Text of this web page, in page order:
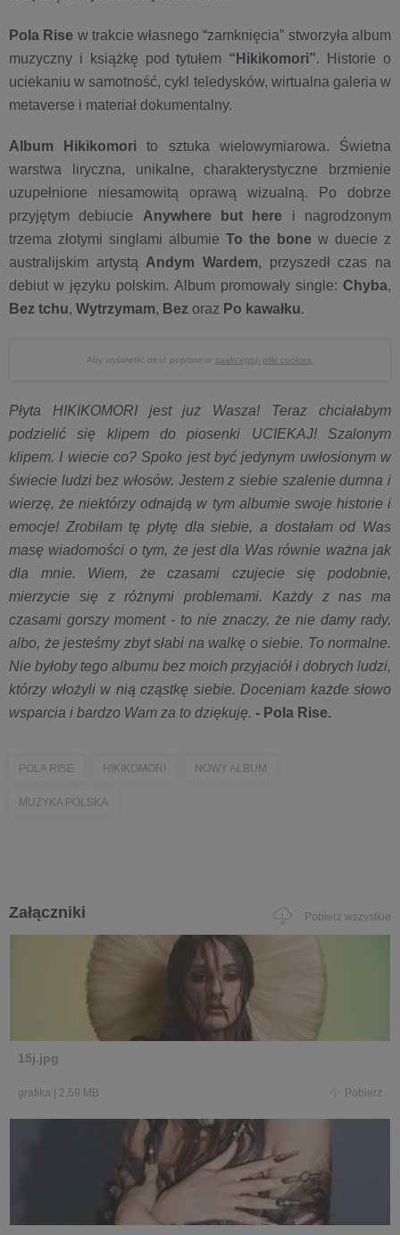
Pola Rise w trakcie własnego “zamknięcia” stworzyła album
muzyczny i książkę pod tytułem “Hikikomori”. Historie o
uciekaniu w samotność, cykl teledysków, wirtualna galeria w
metaverse i materiał dokumentalny.
Album Hikikomori to sztuka wielowymiarowa. Świetna
warstwa liryczna, unikalne, charakterystyczne brzmienie
uzupełnione niesamowitą oprawą wizualną. Po dobrze
przyjętym debiucie Anywhere but here i nagrodzonym
trzema złotymi singlami albumie To the bone w duecie z
australijskim artystą Andym Wardem, przyszedł czas na
debiut w języku polskim. Album promowały single: Chyba,
Bez tchu, Wytrzymam, Bez oraz Po kawałku.
Aby wyświetlić treść poprawnie zaakceptuj pliki cookies.
Płyta HIKIKOMORI jest już Wasza! Teraz chciałabym
podzielić się klipem do piosenki UCIEKAJ! Szalonym
klipem. I wiecie co? Spoko jest być jedynym uwłosionym w
świecie ludzi bez włosów. Jestem z siebie szalenie dumna i
wierzę, że niektórzy odnajdą w tym albumie swoje historie i
emocje! Zrobiłam tę płytę dla siebie, a dostałam od Was
masę wiadomości o tym, że jest dla Was równie ważna jak
dla mnie. Wiem, że czasami czujecie się podobnie,
mierzycie się z różnymi problemami. Każdy z nas ma
czasami gorszy moment - to nie znaczy, że nie damy rady,
albo, że jesteśmy zbyt słabi na walkę o siebie. To normalne.
Nie byłoby tego albumu bez moich przyjaciół i dobrych ludzi,
którzy włożyli w nią cząstkę siebie. Doceniam każde słowo
wsparcia i bardzo Wam za to dziękuję. - Pola Rise.
POLA RISE HIKIKOMORI NOWY ALBUM
MUZYKA POLSKA
Załączniki Pobierz wszystkie
15j.jpg
grafika 2,59 MB Pobierz